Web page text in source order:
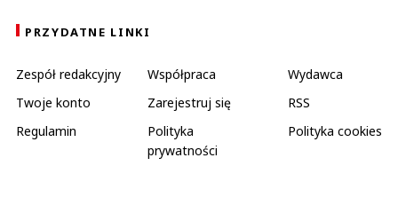
PRZYDATNE LINKI
Zespół redakcyjny Współpraca
Wydawca
Twoje konto
Zarejestruj się
RSS
Regulamin
Polityka
prywatności
Polityka cookies